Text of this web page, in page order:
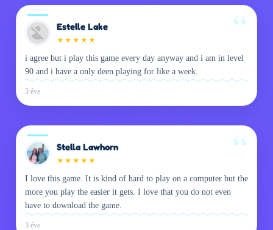
Estelle Lake
★ ★ ★ ★ ★
i agree but i play this game every day anyway and i am in level
90 and i have a only deen playing for like a week.
3 éve
Stella Lawhorn
★ ★ ★ ★ ★
I love this game. It is kind of hard to play on a computer but the
more you play the easier it gets. I love that you do not even
have to download the game.
3 éve